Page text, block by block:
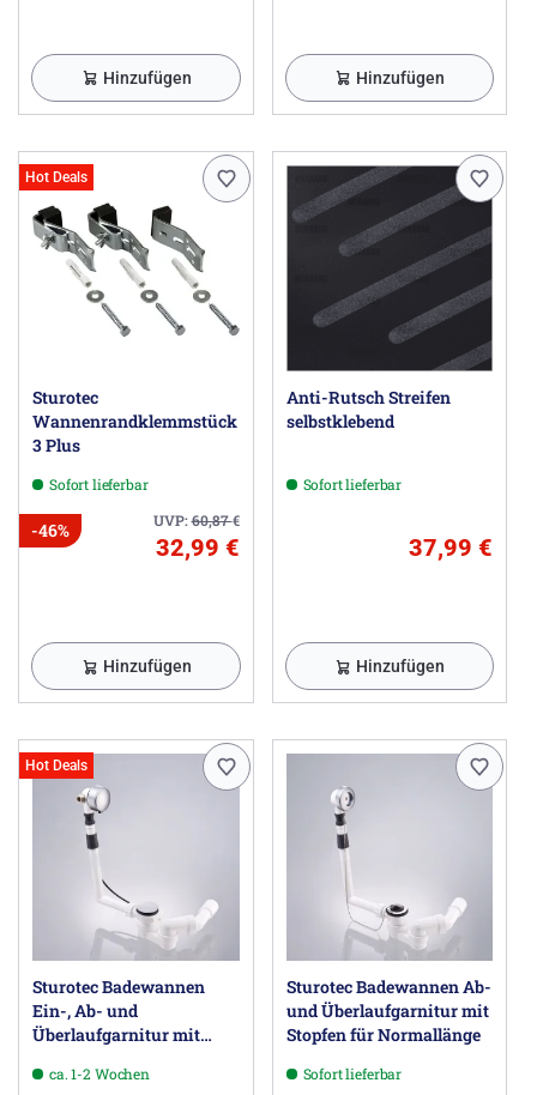
Hinzufügen Hinzufügen
Hot Deals
Sturotec
Wannenrandklemmstück
3 Plus
Sofort lieferbar
UVP:60,87€
-46%
32,99 €
Hinzufügen
Anti-Rutsch Streifen
selbstklebend
Sofort lieferbar
37,99 €
Hinzufügen
Hot Deals
Sturotec Badewannen
Ein-, Ab- und
Überlaufgarnitur mit
ca. 1-2 Wochen
Sturotec Badewannen Ab-
und Überlaufgarnitur mit
Stopfen für Normallänge
Sofort lieferbar